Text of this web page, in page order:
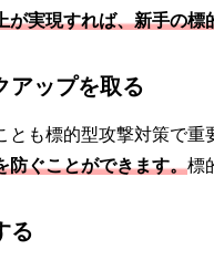
が実現すれば、新手の
アップを取る
も標的型攻撃対策で
防ぐことができます。標
る